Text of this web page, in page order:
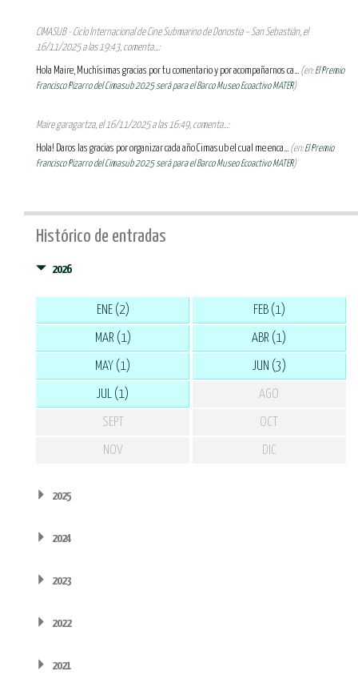
CIMASUB - Ciclo Internacional de Cine Submarino de Donostia – San Sebastián, el
16/11/2025 a las 19:43, comenta...:
Hola Maire, Muchísimas gracias por tu comentario y por acompañarnos ca... (en:El Premio
Francisco Pizarro del Cimasub 2025 será para el Barco Museo Ecoactivo MATER)
Maire garagartza, el 16/11/2025 a las 16:49, comenta...:
Hola! Daros las gracias por organizar cada año Cimasub el cual me enca... (en:El Premio
Francisco Pizarro del Cimasub 2025 será para el Barco Museo Ecoactivo MATER)
Histórico de entradas
2026
ENE (2) FEB (1)
MAR (1) ABR (1)
MAY (1) JUN (3)
JUL (1) AGO
SEPT OCT
NOV DIC
2025
2024
2023
2022
2021